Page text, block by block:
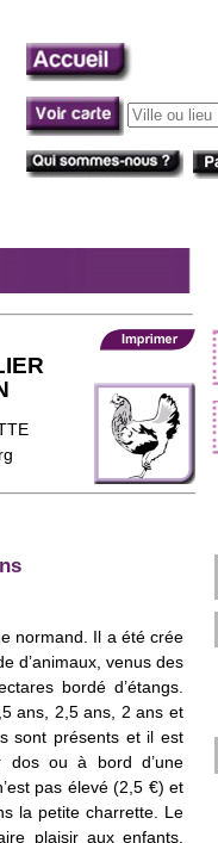
normand. Il a été crée
d’animaux, venus des
bordé d’étangs.
ans, 2,5 ans, 2 ans et
sont présents et il est
dos ou à bord d’une
pas élevé (2,5 €) et
la petite charrette. Le
plaisir aux enfants.